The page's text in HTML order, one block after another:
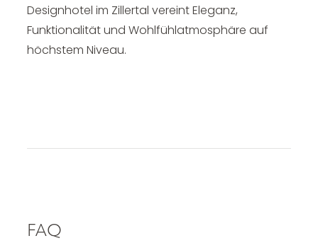
Designhotel im Zillertal vereint Eleganz,
Funktionalität und Wohlfühlatmosphäre auf
höchstem Niveau.
FAQ